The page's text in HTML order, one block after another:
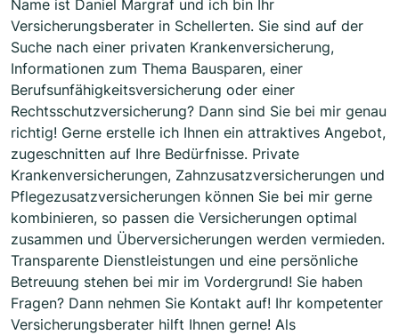
Name ist Daniel Margraf und ich bin Ihr
Versicherungsberater in Schellerten. Sie sind auf der
Suche nach einer privaten Krankenversicherung,
Informationen zum Thema Bausparen, einer
Berufsunfähigkeitsversicherung oder einer
Rechtsschutzversicherung? Dann sind Sie bei mir genau
richtig! Gerne erstelle ich Ihnen ein attraktives Angebot,
zugeschnitten auf Ihre Bedürfnisse. Private
Krankenversicherungen, Zahnzusatzversicherungen und
Pflegezusatzversicherungen können Sie bei mir gerne
kombinieren, so passen die Versicherungen optimal
zusammen und Überversicherungen werden vermieden.
Transparente Dienstleistungen und eine persönliche
Betreuung stehen bei mir im Vordergrund! Sie haben
Fragen? Dann nehmen Sie Kontakt auf! Ihr kompetenter
Versicherungsberater hilft Ihnen gerne! Als